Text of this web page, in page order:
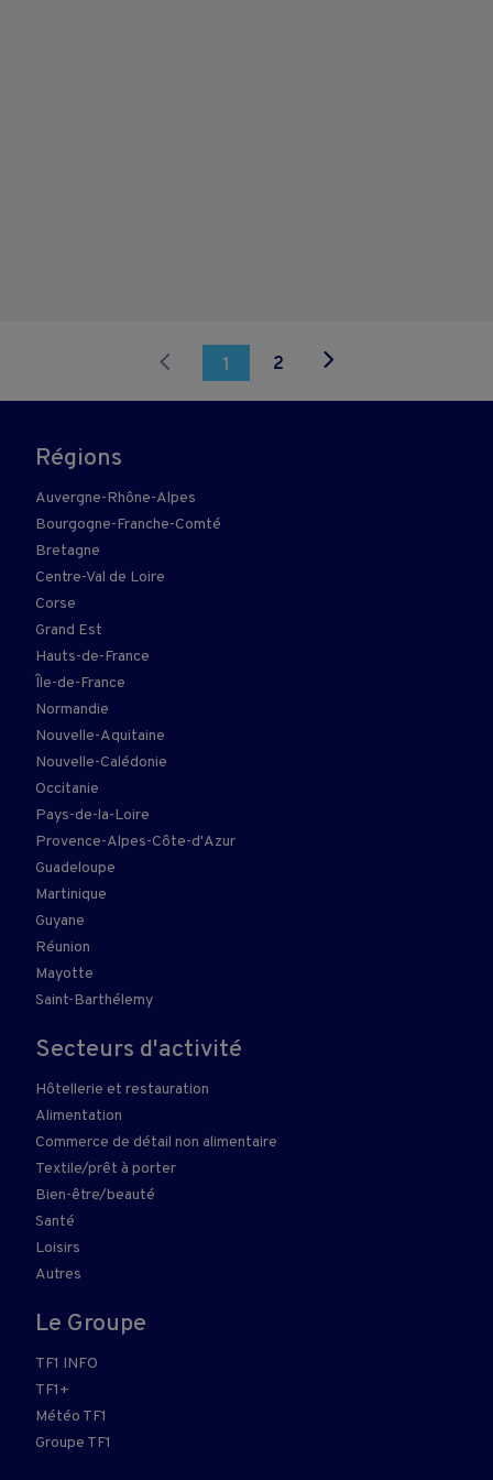
1 2
Régions
Auvergne-Rhône-Alpes
Bourgogne-Franche-Comté
Bretagne
Centre-Val de Loire
Corse
Grand Est
Hauts-de-France
Île-de-France
Normandie
Nouvelle-Aquitaine
Nouvelle-Calédonie
Occitanie
Pays-de-la-Loire
Provence-Alpes-Côte-d'Azur
Guadeloupe
Martinique
Guyane
Réunion
Mayotte
Saint-Barthélemy
Secteurs d'activité
Hôtellerie et restauration
Alimentation
Commerce de détail non alimentaire
Textile/prêt à porter
Bien-être/beauté
Santé
Loisirs
Autres
Le Groupe
TF1 INFO
TF1+
Météo TF1
Groupe TF1